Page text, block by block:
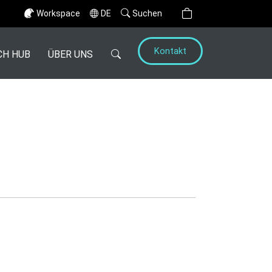
Workspace DE Suchen
HUB ÜBER UNS Kontakt